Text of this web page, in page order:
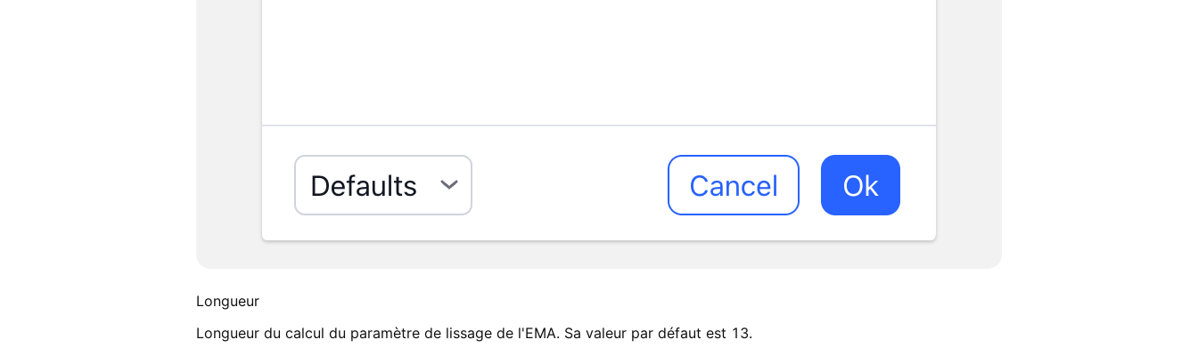
Longueur
Longueur du calcul du paramètre de lissage de l'EMA. Sa valeur par défaut est 13.